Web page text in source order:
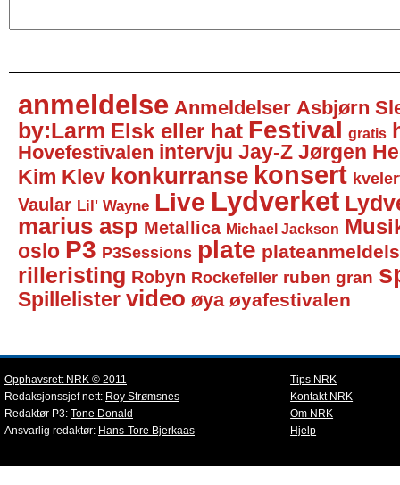
anmeldelse Anmeldelser Asbjørn
by:Larm Elsk eller hat Festival gratis
Hovefestivalen intervju Jay-Z Jørgen
Kim Klev konkurranse konsert
Vaular Lil' Wayne Live Lydverket
marius asp Metallica Michael Jackson
oslo P3 P3Sessions plate
rilleristing Robyn Rockefeller ruben gran
Spillelister video øya øyafestivalen
Opphavsrett NRK © 2011
Redaksjonssjef nett: Roy Strømsnes
Redaktør P3: Tone Donald
Ansvarlig redaktør: Hans-Tore Bjerkaas
Tips NRK
Kontakt NRK
Om NRK
Hjelp